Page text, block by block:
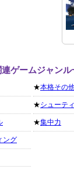
ゲームジャンル
ング
★本格その
★シューテ
★集中力